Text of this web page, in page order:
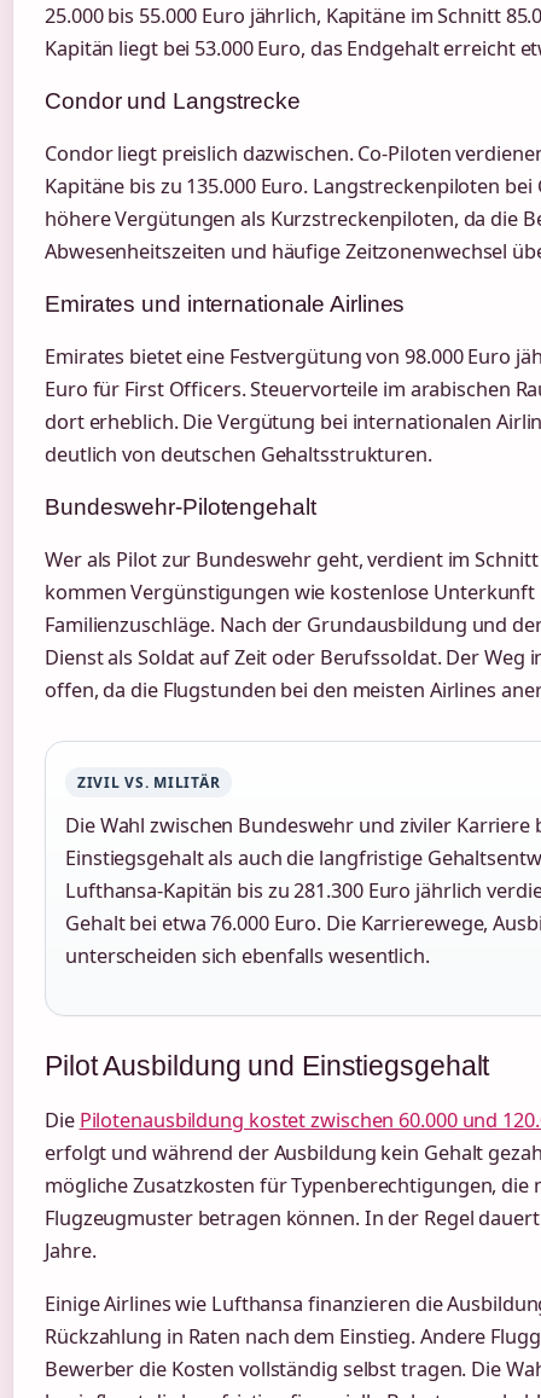
25.000 bis 55.000 Euro jährlich, Kapitäne im Schnitt
Kapitän liegt bei 53.000 Euro, das Endgehalt erreicht
Condor und Langstrecke
Condor liegt preislich dazwischen. Co-Piloten
Kapitäne bis zu 135.000 Euro. Langstreckenpiloten
höhere Vergütungen als Kurzstreckenpiloten, da die
Abwesenheitszeiten und häufige Zeitzonenwechsel
Emirates und internationale Airlines
Emirates bietet eine Festvergütung von 98.000 Euro
Euro für First Officers. Steuervorteile im arabischen
dort erheblich. Die Vergütung bei internationalen
deutlich von deutschen Gehaltsstrukturen.
Bundeswehr-Pilotengehalt
Wer als Pilot zur Bundeswehr geht, verdient im
kommen Vergünstigungen wie kostenlose
Familienzuschläge. Nach der Grundausbildung und
Dienst als Soldat auf Zeit oder Berufssoldat. Der Weg
offen, da die Flugstunden bei den meisten Airlines
ZIVIL VS. MILITÄR
Die Wahl zwischen Bundeswehr und ziviler
Einstiegsgehalt als auch die langfristige
Lufthansa-Kapitän bis zu 281.300 Euro jährlich
Gehalt bei etwa 76.000 Euro. Die Karrierewege,
unterscheiden sich ebenfalls wesentlich.
Pilot Ausbildung und Einstiegsgehalt
Die Pilotenausbildung kostet zwischen 60.000 und
erfolgt und während der Ausbildung kein Gehalt
mögliche Zusatzkosten für Typenberechtigungen, die
Flugzeugmuster betragen können. In der Regel
Jahre.
Einige Airlines wie Lufthansa finanzieren die
Rückzahlung in Raten nach dem Einstieg. Andere
Bewerber die Kosten vollständig selbst tragen. Die